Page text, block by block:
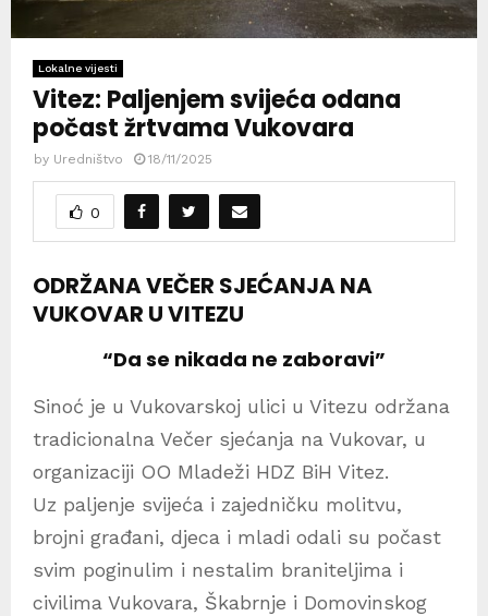
Lokalne vijesti
Vitez: Paljenjem svijeća odana
počast žrtvama Vukovara
by Uredništvo 18/11/2025
0
ODRŽANA VEČER SJEĆANJA NA
VUKOVAR U VITEZU
“Da se nikada ne zaboravi”
Sinoć je u Vukovarskoj ulici u Vitezu održana
tradicionalna Večer sjećanja na Vukovar, u
organizaciji OO Mladeži HDZ BiH Vitez.
Uz paljenje svijeća i zajedničku molitvu,
brojni građani, djeca i mladi odali su počast
svim poginulim i nestalim braniteljima i
civilima Vukovara, Škabrnje i Domovinskog